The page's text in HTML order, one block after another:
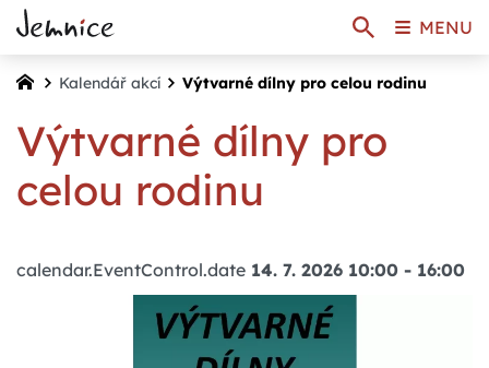
Kalendář akcí Výtvarné dílny pro celou rodinu
Výtvarné dílny pro
celou rodinu
calendar.EventControl.date 14. 7. 2026 10:00 - 16:00
MENU